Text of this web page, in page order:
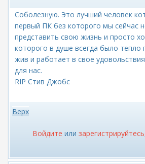
Соболезную. Это лучший человек
первый ПК без которого мы сейчас
представить свою жизнь и просто
которого в душе всегда было тепло
жив и работает в свое
для нас.
RIP Стив Джобс
Верх
Войдите или зарегистрируйтесь